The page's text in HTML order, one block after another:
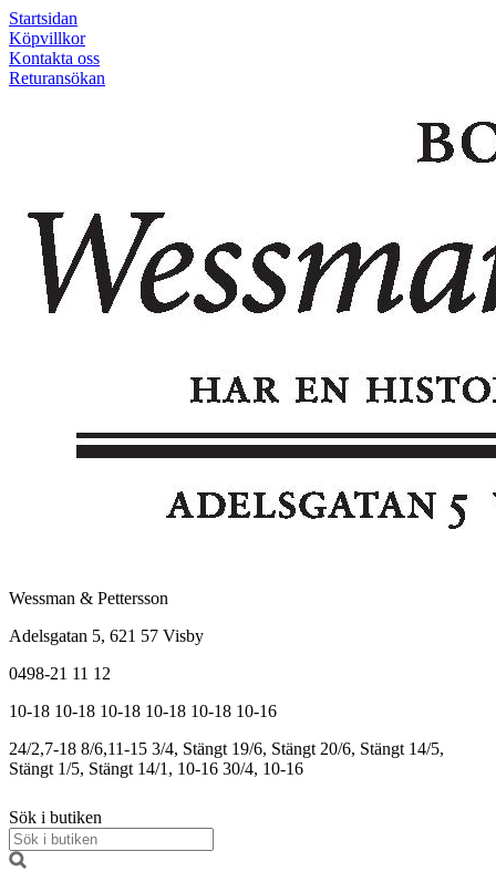
Startsidan
Köpvillkor
Kontakta oss
Returansökan
Wessman & Pettersson
Adelsgatan 5, 621 57 Visby
0498-21 11 12
10-18 10-18 10-18 10-18 10-18 10-16
24/2,7-18 8/6,11-15 3/4, Stängt 19/6, Stängt 20/6, Stängt 14/5,
Stängt 1/5, Stängt 14/1, 10-16 30/4, 10-16
Sök i butiken